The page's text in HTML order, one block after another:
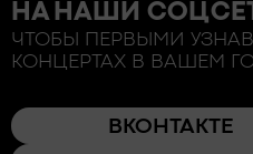
НА НАШИ
ЧТОБЫ ПЕРВЫМИ
КОНЦЕРТАХ В ВАШЕМ
ВКОНТАКТЕ